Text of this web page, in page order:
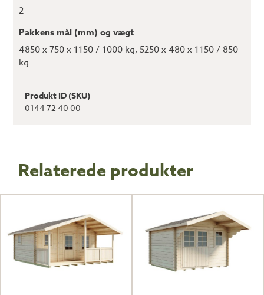
2
Pakkens mål (mm) og vægt
4850 x 750 x 1150 / 1000 kg, 5250 x 480 x 1150 / 850
kg
Produkt ID (SKU)
0144 72 40 00
Relaterede produkter